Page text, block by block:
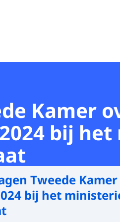
Kamer
bij
Tweede
bij het